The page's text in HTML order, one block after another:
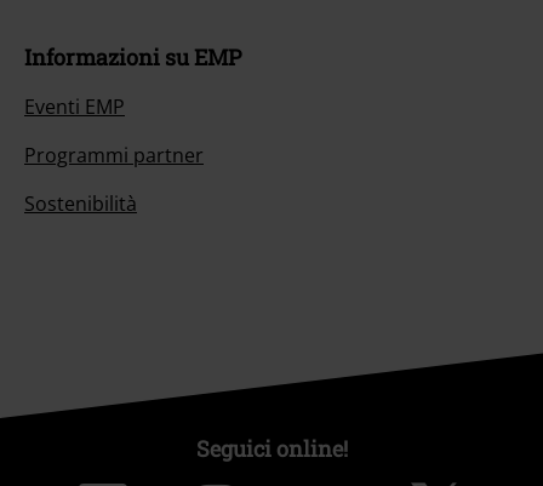
Informazioni su EMP
Eventi EMP
Programmi partner
Sostenibilità
Seguici online!